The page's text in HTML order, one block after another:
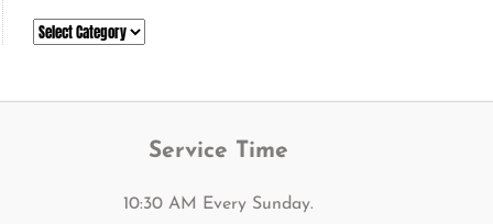
Categories
Service Time
10:30 AM Every Sunday.